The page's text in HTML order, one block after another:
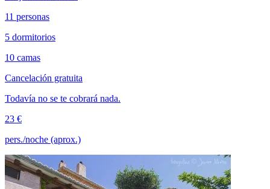
11 personas
5 dormitorios
10 camas
Cancelación gratuita
Todavía no se te cobrará nada.
23 €
pers./noche (aprox.)